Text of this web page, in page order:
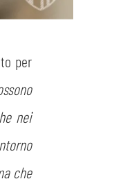
per
nei
che